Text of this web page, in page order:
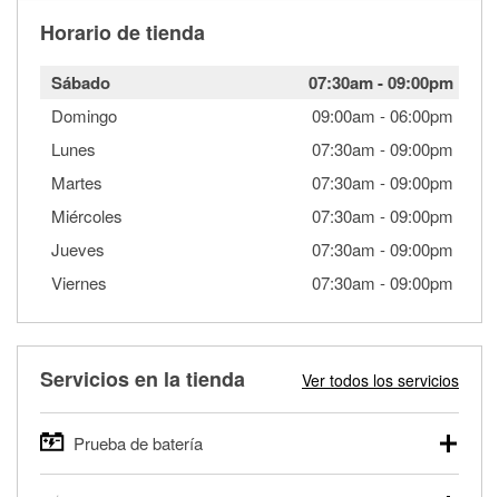
Horario de tienda
Sábado 07:30am-09:00pm
Domingo 09:00am -06:00pm
Lunes
07:30am -09:00pm
Martes
07:30am -09:00pm
Miércoles
07:30am -09:00pm
Jueves
07:30am -09:00pm
Viernes
07:30am -09:00pm
Servicios en la tienda Ver todos los servicios
Prueba de batería